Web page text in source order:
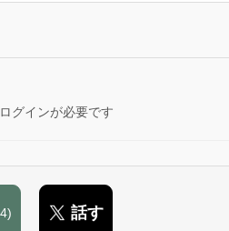
グインが必要です
4 話す